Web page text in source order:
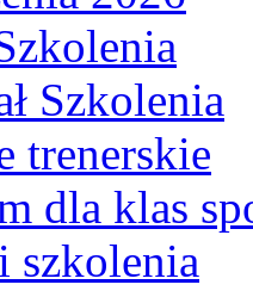
Szkolenia
trenerskie
dla klas
szkolenia